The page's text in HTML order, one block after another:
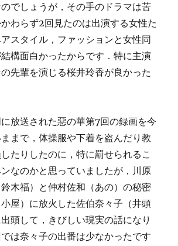
でしょうが，その手のドラマは苦
わらず2回見たのは出演する女性た
スタイル，ファッションと女性同
構面白かったからです．特に主演
先輩を演じる桜井玲香が良かった
放送された惡の華第7回の録画を今
まで，体操服や下着を盗んだり教
たりしたのに，特に罰せられるこ
なのかと思っていましたが，川原
木福）と仲村佐和（あの）の秘密
屋）に放火した佐伯奈々子（井頭
頭して，きびしい現実の話になり
は奈々子の出番は少なかったです